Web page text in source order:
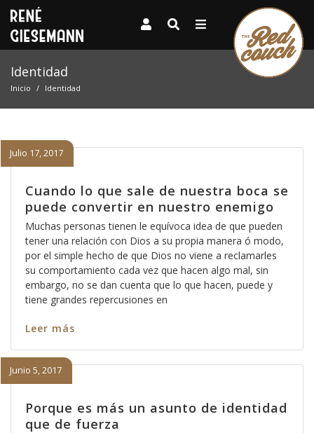
Identidad
Inicio Identidad
Cuando lo que sale de nuestra boca se
puede convertir en nuestro enemigo
Julio 17, 2017
Muchas personas tienen le equívoca idea de que pueden
tener una relación con Dios a su propia manera ó modo,
por el simple hecho de que Dios no viene a reclamarles
su comportamiento cada vez que hacen algo mal, sin
embargo, no se dan cuenta que lo que hacen, puede y
tiene grandes repercusiones en
Leer más
Porque es más un asunto de identidad
que de fuerza
Junio 5, 2017